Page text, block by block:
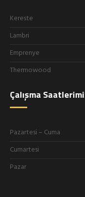
Kereste
Lambri
Emprenye
Thermowood
Çalışma
Pazartesi – Cuma
Cumartesi
Pazar